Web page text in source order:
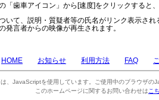
「歯車アイコン」から[速度]をクリックすると
いて、説明・質疑者等の氏名がリンク表示さ
発言者からの映像が再生されます。
HOME お知らせ 利用方法 FAQ
は、JavaScriptを使用しています。ご使用中のブラウザの
このホームページに関するお問い合わせは こ